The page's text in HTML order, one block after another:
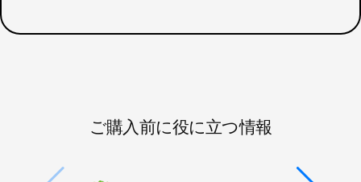
ご購入前に役に立つ情報